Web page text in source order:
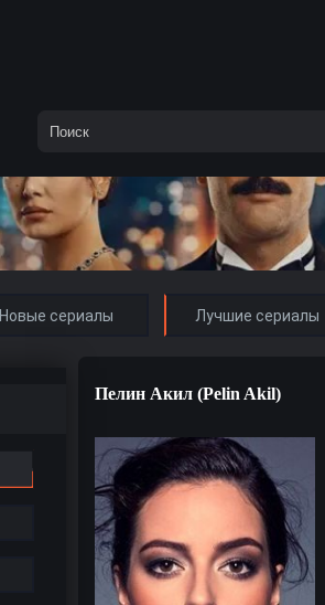
Новые сериалы Лучшие сериалы
Пелин Акил (Pelin Akil)